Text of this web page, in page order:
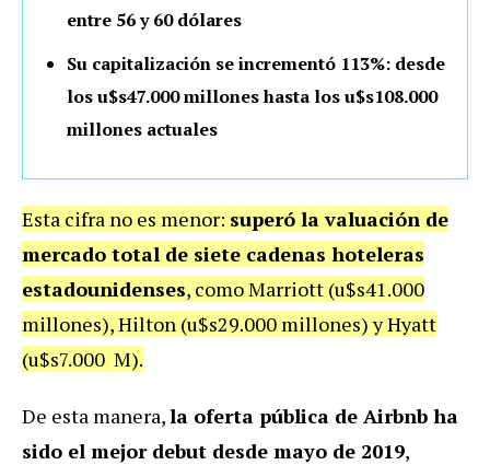
entre 56 y 60 dólares
Su capitalización se incrementó 113%: desde
los u$s47.000 millones hasta los u$s108.000
millones actuales
Esta cifra no es menor: superó la valuación de
mercado total de siete cadenas hoteleras
estadounidenses, como Marriott (u$s41.000
millones), Hilton (u$s29.000 millones) y Hyatt
(u$s7.000 M).
De esta manera,la oferta pública de Airbnb ha
sido el mejor debut desde mayo de 2019,